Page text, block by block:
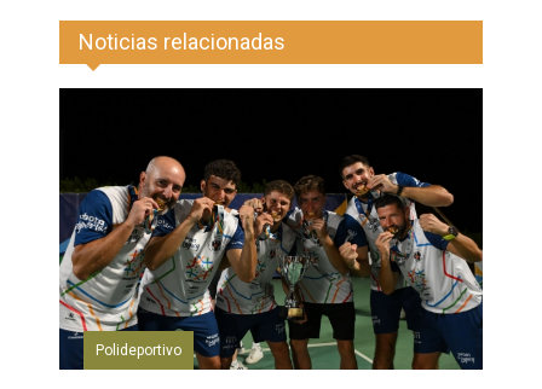
Noticias relacionadas
Polideportivo